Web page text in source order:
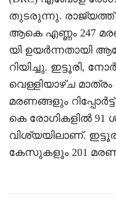
തുടരുന്നു.
ആകെ എണ്ണം 247
യി ഉയർന്നതായി
റിയിച്ചു. ഇട്ടൂരി,
വെള്ളിയാഴ്ച
മരണങ്ങളും
കെ രോഗികളിൽ 91
വിശ്യയിലാണ്.
കേസുകളും 201